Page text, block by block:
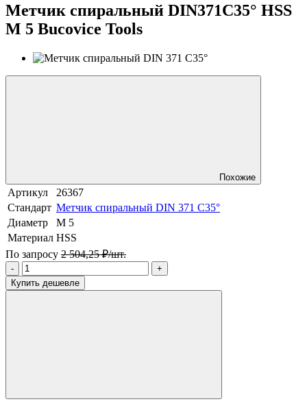
Метчик спиральный DIN371C35° HSS
М 5 Bucovice Tools
Похожие
Артикул
26367
Стандарт Метчик спиральный DIN 371 C35°
Диаметр
М 5
Материал HSS
По запросу 2 504,25 ₽/шт.
-
+
Купить дешевле